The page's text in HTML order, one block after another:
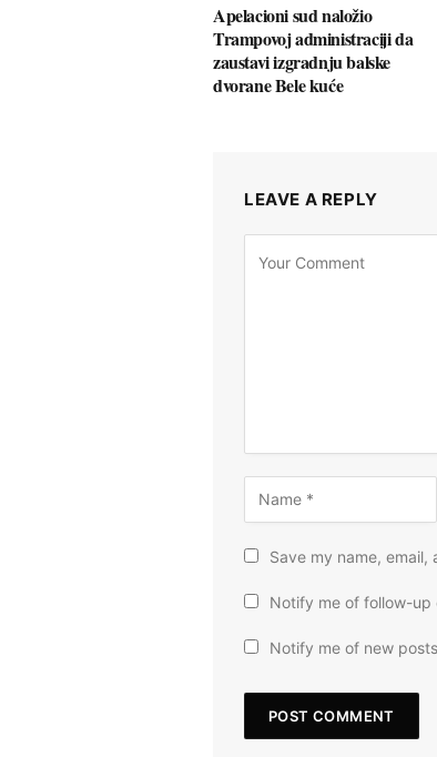
Apelacioni sud naložio
Trampovoj administraciji da
zaustavi izgradnju balske
dvorane Bele kuće
LEAVE A REPLY
Save my name,
Notify me of follow-up
Notify me of new